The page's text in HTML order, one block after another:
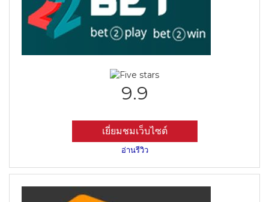
9.9
เยี่ยมชมเว็บไซต์
อ่านรีวิว